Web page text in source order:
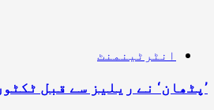
انٹرٹینمنٹ
’پٹھان‘ نے ریلیز سے قبل